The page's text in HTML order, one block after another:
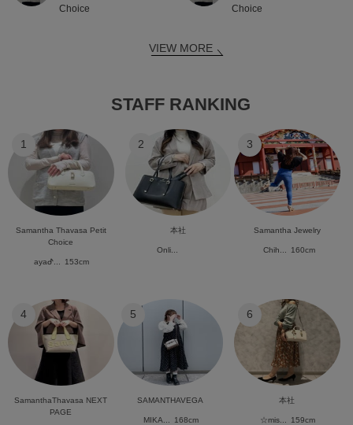
Choice
Choice
VIEW MORE
STAFF RANKING
1
Samantha Thavasa Petit
Choice
ayaᕷ... 153cm
2
本社
Onli...
3
Samantha Jewelry
Chih... 160cm
4
SamanthaThavasa NEXT
PAGE
5
SAMANTHAVEGA
MIKA... 168cm
6
本社
☆mis... 159cm